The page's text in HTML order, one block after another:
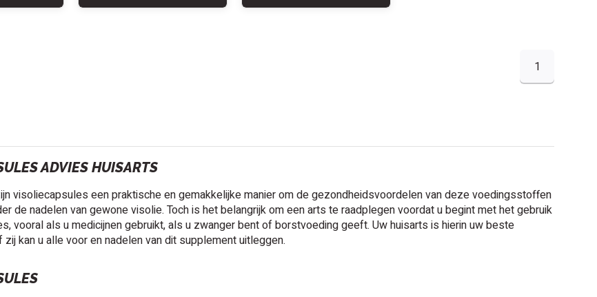
1
ADVIES HUISARTS
visoliecapsules een praktische en gemakkelijke manier om de gezondheidsvoordelen van deze voedingsstoffen
de nadelen van gewone visolie. Toch is het belangrijk om een arts te raadplegen voordat u begint met het gebruik
vooral als u medicijnen gebruikt, als u zwanger bent of borstvoeding geeft. Uw huisarts is hierin uw beste
zij kan u alle voor en nadelen van dit supplement uitleggen.